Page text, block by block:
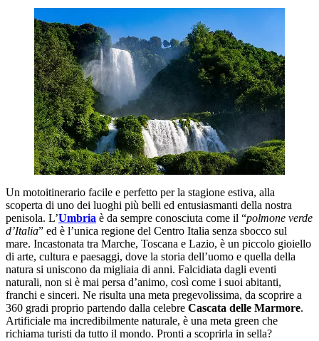
Un motoitinerario facile e perfetto per la stagione estiva, alla
scoperta di uno dei luoghi più belli ed entusiasmanti della nostra
penisola. L’Umbria è da sempre conosciuta come il “polmone verde
d’Italia” ed è l’unica regione del Centro Italia senza sbocco sul
mare. Incastonata tra Marche, Toscana e Lazio, è un piccolo gioiello
di arte, cultura e paesaggi, dove la storia dell’uomo e quella della
natura si uniscono da migliaia di anni. Falcidiata dagli eventi
naturali, non si è mai persa d’animo, così come i suoi abitanti,
franchi e sinceri. Ne risulta una meta pregevolissima, da scoprire a
360 gradi proprio partendo dalla celebre Cascata delle Marmore.
Artificiale ma incredibilmente naturale, è una meta green che
richiama turisti da tutto il mondo. Pronti a scoprirla in sella?